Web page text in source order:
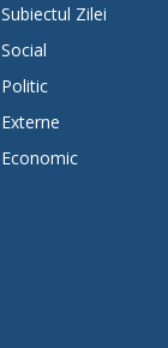
Subiectul Zilei
Social
Politic
Externe
Economic